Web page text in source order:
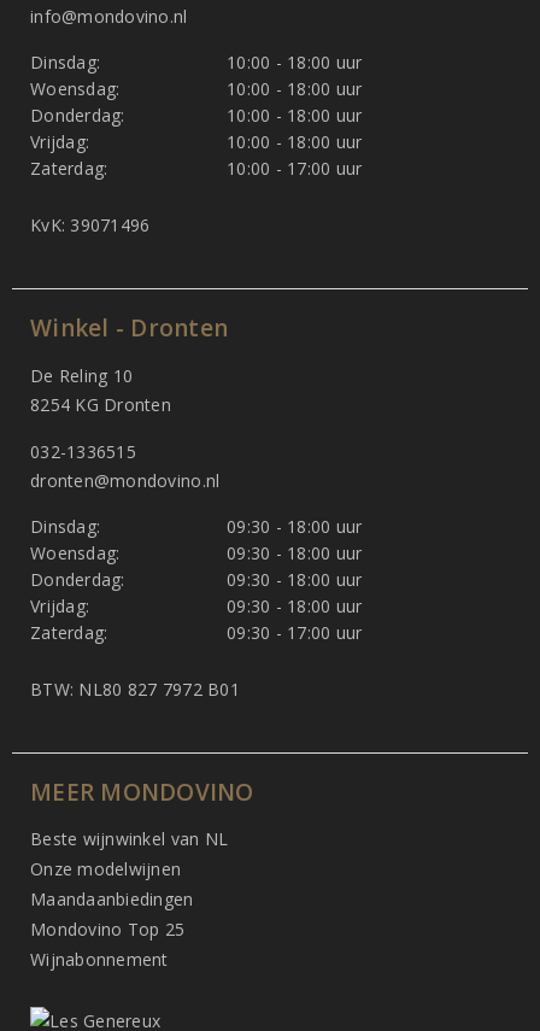
info@mondovino.nl
Dinsdag:
10:00 - 18:00 uur
Woensdag:
10:00 - 18:00 uur
Donderdag:
10:00 - 18:00 uur
Vrijdag:
10:00 - 18:00 uur
Zaterdag:
10:00 - 17:00 uur
KvK: 39071496
Winkel - Dronten
De Reling 10
8254 KG Dronten
032-1336515
dronten@mondovino.nl
Dinsdag:
09:30 - 18:00 uur
Woensdag:
09:30 - 18:00 uur
Donderdag:
09:30 - 18:00 uur
Vrijdag:
09:30 - 18:00 uur
Zaterdag:
09:30 - 17:00 uur
BTW: NL80 827 7972 B01
MEER MONDOVINO
Beste wijnwinkel van NL
Onze modelwijnen
Maandaanbiedingen
Mondovino Top 25
Wijnabonnement